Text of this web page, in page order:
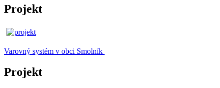
Projekt
Varovný systém v obci Smolník
Projekt